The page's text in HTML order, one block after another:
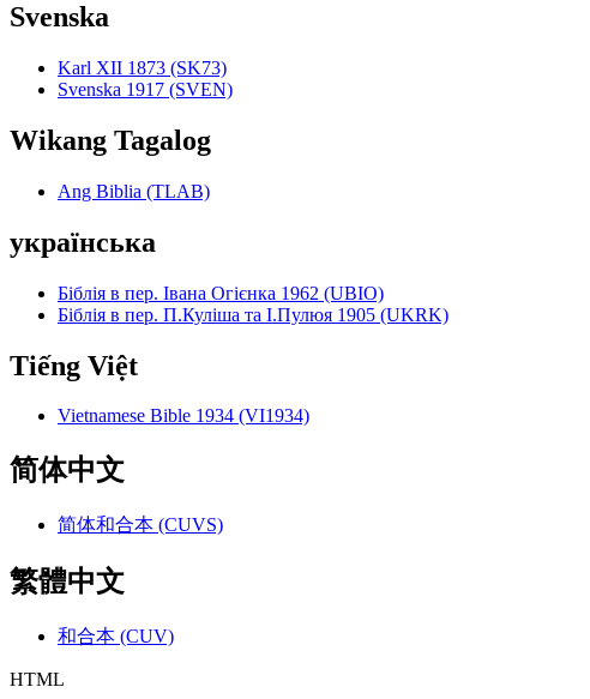
Svenska
Karl XII 1873 (SK73)
Svenska 1917 (SVEN)
Wikang Tagalog
Ang Biblia (TLAB)
українська
Біблія в пер. Івана Огієнка 1962 (UBIO)
Біблія в пер. П.Куліша та І.Пулюя 1905 (UKRK)
Tiếng Việt
Vietnamese Bible 1934 (VI1934)
简体中文
简体和合本 (CUVS)
繁體中文
和合本 (CUV)
HTML